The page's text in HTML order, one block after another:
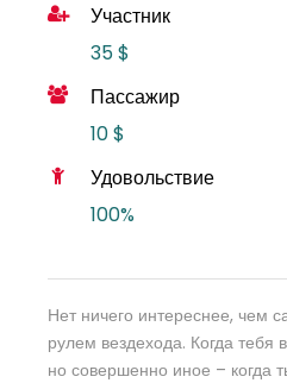
Участник
35 $
Пассажир
10 $
Удовольствие
100%
Нет ничего интереснее, чем
рулем вездехода. Когда тебя
но совершенно иное – когда